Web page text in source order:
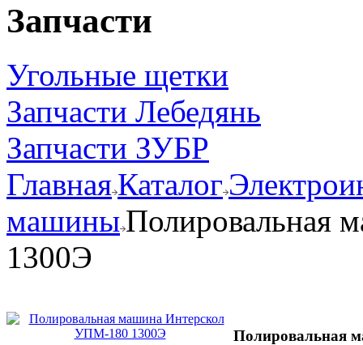
Запчасти
Угольные щетки
Запчасти Лебедянь
Запчасти ЗУБР
ГлавнаяКаталог
машиныПолировальная
1300Э
Полировальная